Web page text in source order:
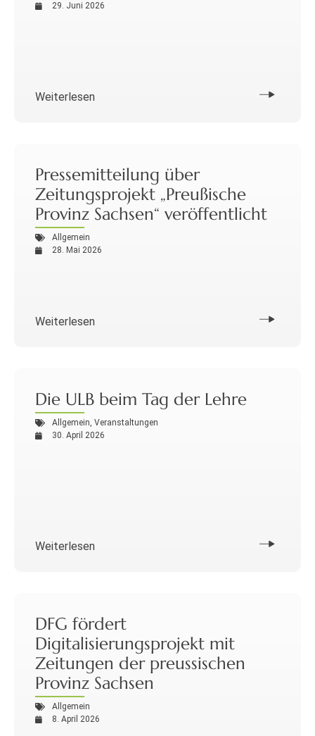
29. Juni 2026
Weiterlesen
Pressemitteilung über
Zeitungsprojekt „Preußische
Provinz Sachsen“ veröffentlicht
Allgemein
28. Mai 2026
Weiterlesen
Die ULB beim Tag der Lehre
Allgemein, Veranstaltungen
30. April 2026
Weiterlesen
DFG fördert
Digitalisierungsprojekt mit
Zeitungen der preussischen
Provinz Sachsen
Allgemein
8. April 2026